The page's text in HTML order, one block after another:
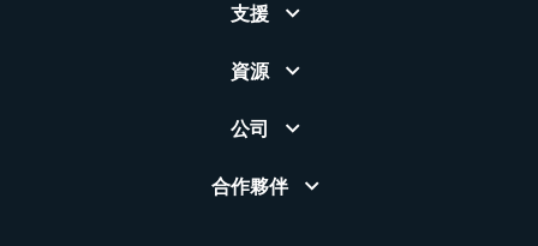
支援
資源
公司
合作夥伴